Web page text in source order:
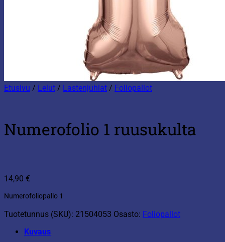
Etusivu / Lelut / Lastenjuhlat / Foliopallot
Numerofolio 1 ruusukulta
14,90 €
Numerofoliopallo 1
Tuotetunnus (SKU): 21504053 Osasto: Foliopallot
Kuvaus